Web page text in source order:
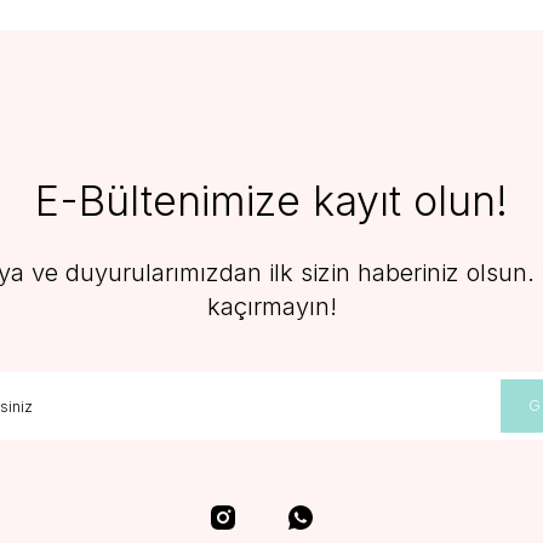
E-Bültenimize kayıt olun!
ve duyurularımızdan ilk sizin haberiniz olsun.
kaçırmayın!